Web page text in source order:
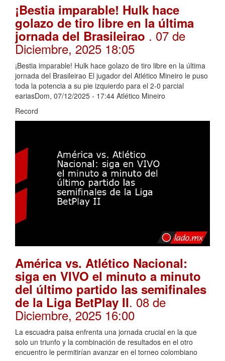
¡Bestia imparable! Hulk hace
golazo de tiro libre en la última
jornada del Brasileirao . 07 de
Diciembre, 2025 18:05
¡Bestia imparable! Hulk hace golazo de tiro libre en la última
jornada del Brasileirao El jugador del Atlético Mineiro le puso
toda la potencia a su pie izquierdo para el 2-0 parcial
eariasDom, 07/12/2025 - 17:44 Atlético Mineiro
Record
América vs. Atlético Nacional:
siga en VIVO el minuto a minuto
del último partido las semifinales
de la Liga BetPlay II. 08 de
Diciembre, 2025 16:00
La escuadra paisa enfrenta una jornada crucial en la que
solo un triunfo y la combinación de resultados en el otro
encuentro le permitirían avanzar en el torneo colombiano